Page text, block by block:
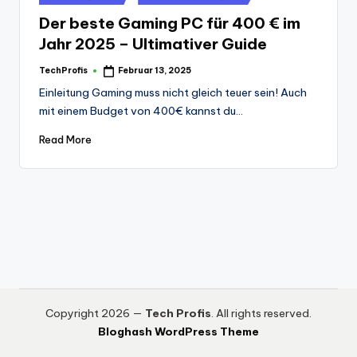
in
Der beste Gaming PC für 400 € im
Jahr 2025 – Ultimativer Guide
Posted
TechProfis Februar 13, 2025
Einleitung Gaming muss nicht gleich teuer sein! Auch
mit einem Budget von 400€ kannst du…
Read More
Copyright 2026 — Tech Profis. All rights reserved.
Bloghash WordPress Theme